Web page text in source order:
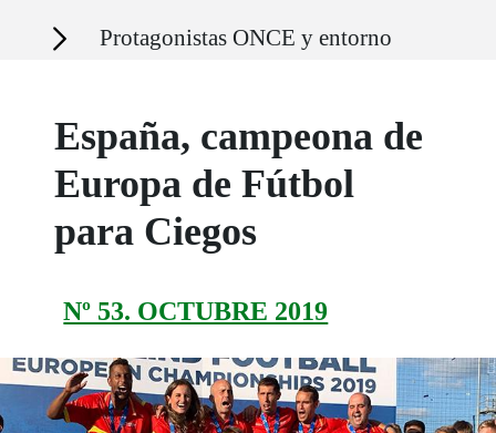
Secciones Protagonistas ONCE y entorno
España, campeona de
Europa de Fútbol
para Ciegos
Nº 53. OCTUBRE 2019